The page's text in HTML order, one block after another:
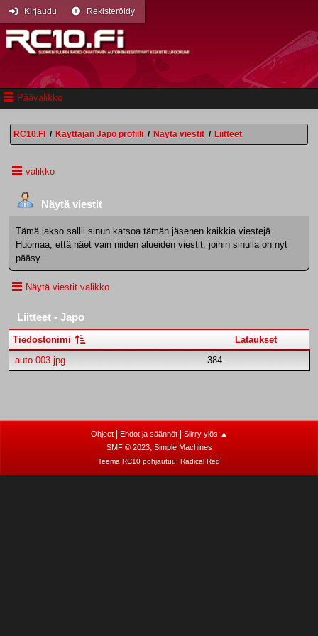
Päävalikko
Kirjaudu Rekisteröidy
RC10.FI / Käyttäjän Japo profiili / Näytä viestit / Liitteet
valikko
Näytä viestit
Tämä jakso sallii sinun katsoa tämän jäsenen kaikkia viestejä.
Huomaa, että näet vain niiden alueiden viestit, joihin sinulla on nyt
pääsy.
Näytä viestit valikko
Liitteet - Japo
Tiedostonimi
Lataukset
auto 003.jpg
384
Ohjeet| Ehdot ja säännöt|
Siirry ylös ▲
SMF © 2023, Simple Machines
Teema RC10 pohjautuu: Radical Red